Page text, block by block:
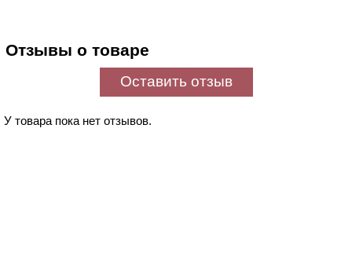
Отзывы о товаре
Оставить отзыв
У товара пока нет отзывов.